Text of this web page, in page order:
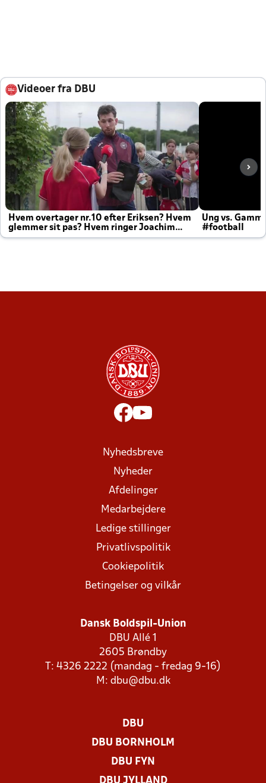
Videoer fra DBU
Hvem overtager nr.10 efter Eriksen? Hvem
glemmer sit pas? Hvem ringer Joachim
altid til efter kampe?
Ung vs.
#football
Nyhedsbreve
Nyheder
Afdelinger
Medarbejdere
Ledige stillinger
Privatlivspolitik
Cookiepolitik
Betingelser og vilkår
Dansk Boldspil-Union
DBU Allé 1
2605 Brøndby
T: 4326 2222 (mandag - fredag 9-16)
M: dbu@dbu.dk
DBU
DBU BORNHOLM
DBU FYN